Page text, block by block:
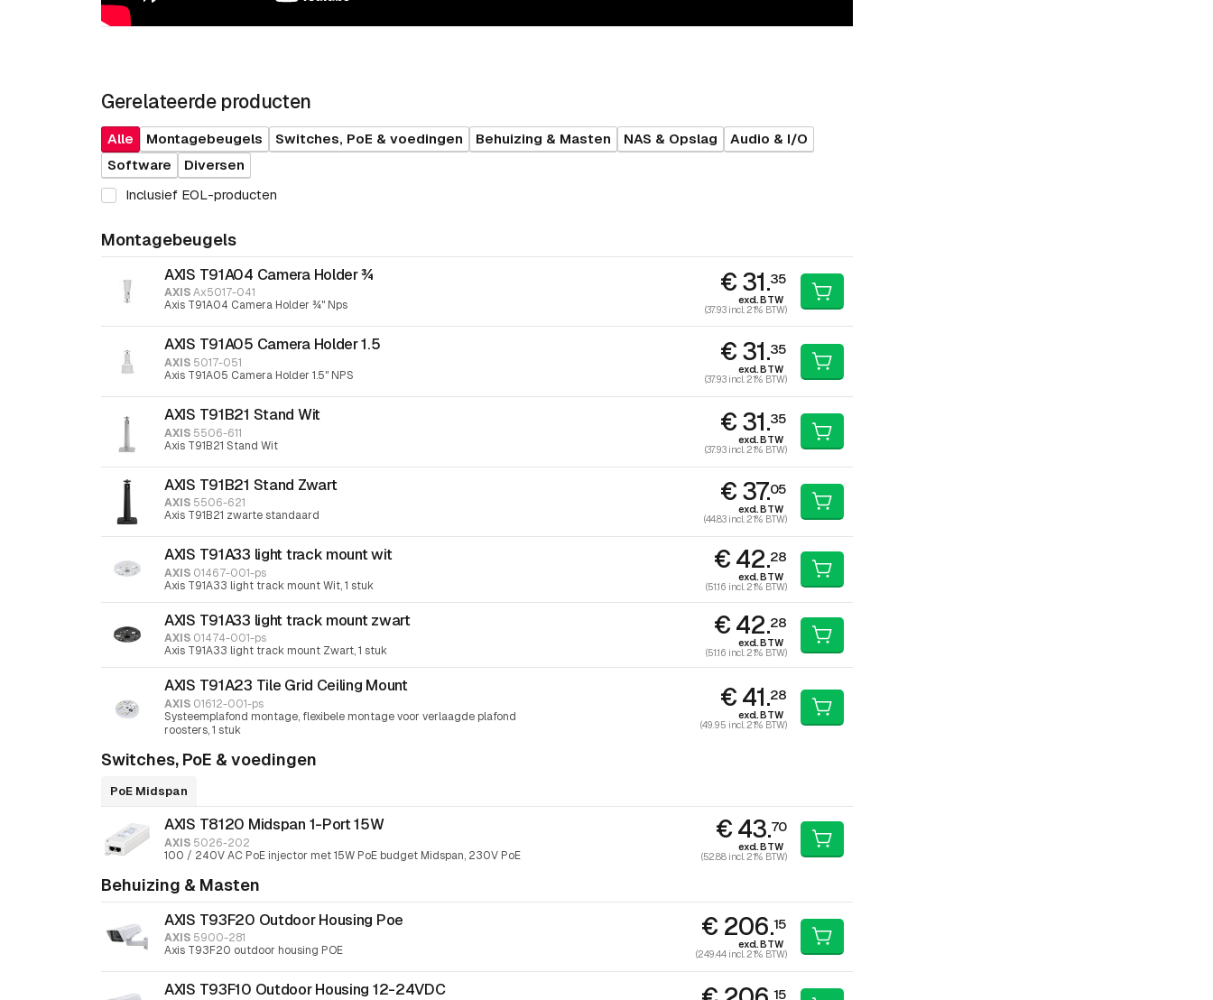
Gerelateerde producten
Alle Montagebeugels Switches, PoE & voedingen Behuizing & Masten NAS & Opslag
Audio & I/O
Software
Diversen
Inclusief EOL-producten
Montagebeugels
AXIS T91A04 Camera Holder ¾
AXISAx5017-041
Axis T91A04 Camera Holder ¾" Nps
€ 31.35
excl. BTW
(37.93 incl. 21% BTW)
AXIS T91A05 Camera Holder 1.5
AXIS 5017-051
Axis T91A05 Camera Holder 1.5" NPS
€ 31.35
excl. BTW
(37.93 incl. 21% BTW)
AXIS T91B21 Stand Wit
AXIS 5506-611
Axis T91B21 Stand Wit
€ 31.35
excl. BTW
(37.93 incl. 21% BTW)
AXIS T91B21 Stand Zwart
AXIS 5506-621
Axis T91B21 zwarte standaard
€ 37.05
excl. BTW
(44.83 incl. 21% BTW)
AXIS T91A33 light track mount wit
AXIS 01467-001-ps
Axis T91A33 light track mount Wit, 1 stuk
€ 42.28
excl. BTW
(51.16 incl. 21% BTW)
AXIS T91A33 light track mount zwart
AXIS 01474-001-ps
Axis T91A33 light track mount Zwart, 1 stuk
€ 42.28
excl. BTW
(51.16 incl. 21% BTW)
AXIS T91A23 Tile Grid Ceiling Mount
AXIS 01612-001-ps
Systeemplafond montage, flexibele montage voor verlaagde plafond
roosters, 1 stuk
€ 41.28
excl. BTW
(49.95 incl. 21% BTW)
Switches, PoE & voedingen
PoE Midspan
AXIS T8120 Midspan 1-Port 15W
AXIS 5026-202
100 / 240V AC PoE injector met 15W PoE budget Midspan, 230V PoE
€ 43.70
excl. BTW
(52.88 incl. 21% BTW)
Behuizing & Masten
AXIS T93F20 Outdoor Housing Poe
AXIS 5900-281
Axis T93F20 outdoor housing POE
€ 206.15
excl. BTW
(249.44 incl. 21% BTW)
AXIS T93F10 Outdoor Housing 12-24VDC 15